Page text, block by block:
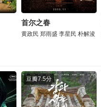
首尔之春
黄政民 郑雨盛 李星民 朴解浚
豆瓣7.5分